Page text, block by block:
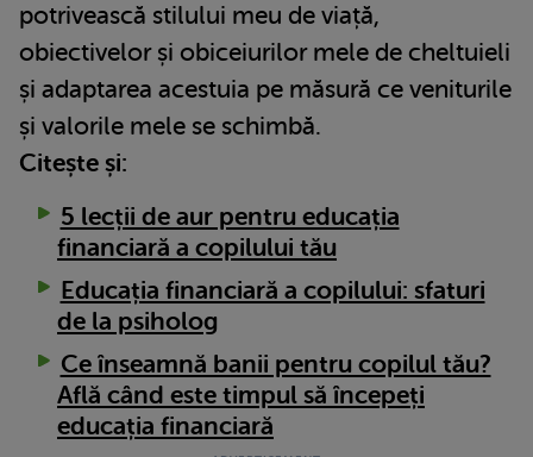
potrivească stilului meu de viață,
obiectivelor și obiceiurilor mele de cheltuieli
și adaptarea acestuia pe măsură ce veniturile
și valorile mele se schimbă.
Citește și:
5 lecții de aur pentru educația
financiară a copilului tău
Educația financiară a copilului: sfaturi
de la psiholog
Ce înseamnă banii pentru copilul tău?
Află când este timpul să începeți
educația financiară